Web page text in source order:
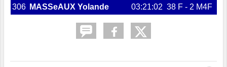
306 MASSeAUX Yolande 03:21:02 38 F - 2 M4F